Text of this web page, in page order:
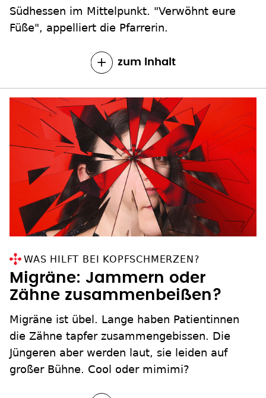
Südhessen im Mittelpunkt. "Verwöhnt eure
Füße", appelliert die Pfarrerin.
zum Inhalt
WAS HILFT BEI KOPFSCHMERZEN?
Migräne: Jammern oder
Zähne zusammenbeißen?
Migräne ist übel. Lange haben Patientinnen
die Zähne tapfer zusammengebissen. Die
Jüngeren aber werden laut, sie leiden auf
großer Bühne. Cool oder mimimi?